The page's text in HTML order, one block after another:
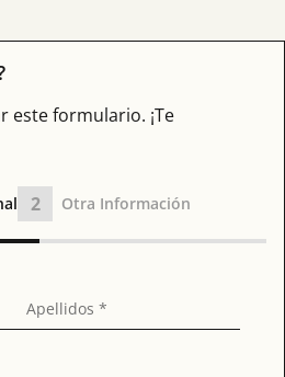
este formulario. ¡Te
2 Otra Información
Apellidos *